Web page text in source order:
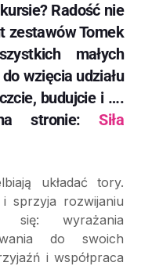
Radość nie
zestawów Tomek
małych
wzięcia udziału
budujcie i ….
na stronie:Siła
układać tory.
sprzyja rozwijaniu
się: wyrażania
do swoich
i współpraca